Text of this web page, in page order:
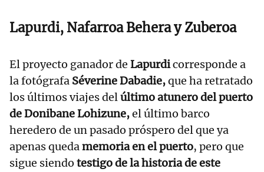
Lapurdi, Nafarroa Behera y Zuberoa
El proyecto ganador de Lapurdicorresponde a
la fotógrafa Séverine Dabadie,que ha retratado
los últimos viajes delúltimo atunero del puerto
de Donibane Lohizune,el último barco
heredero de un pasado próspero del que ya
apenas quedamemoria en el puerto, pero que
sigue siendo testigo de la historia de este